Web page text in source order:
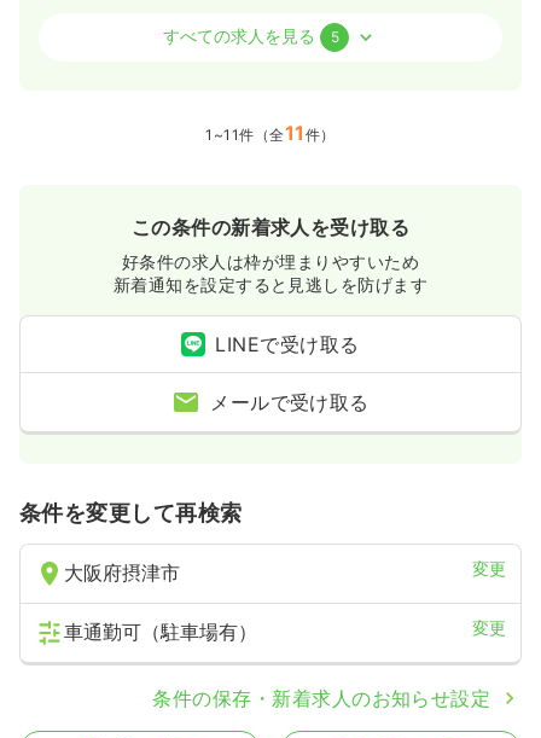
介護・福祉系正・准看護師 デイケア・デイサービス
お問い合わせください
気になる 詳細を見る
給与 25.4万円〜/月 賞与2回
気になる
日勤のみ（パート） 一時募集休止
給与
お問い合わせください
時間 8:30～17:30
すべての求人を見る 5
1~11件（全11 件）
この条件の新着求人を受け取る
好条件の求人は枠が埋まりやすいため
新着通知を設定すると見逃しを防げます
LINEで受け取る
メールで受け取る
条件を変更して再検索
大阪府摂津市 変更
車通勤可（駐車場有） 変更
条件の保存・新着求人のお知らせ設定